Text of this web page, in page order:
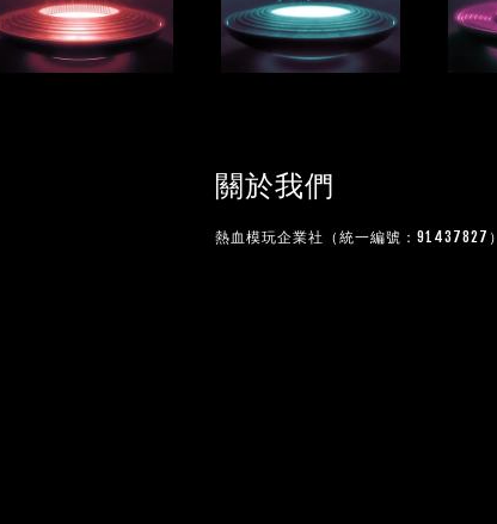
關於我們
熱血模玩企業社（統一編號：91437827）